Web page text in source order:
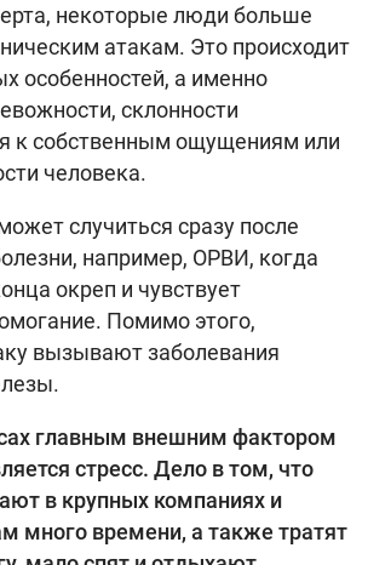
некоторые люди больше
атакам. Это происходит
особенностей, а именно
склонности
к собственным ощущениям или
человека.
случиться сразу после
например, ОРВИ, когда
окреп и чувствует
Помимо этого,
вызывают заболевания
главным внешним фактором
стресс. Дело в том, что
в крупных компаниях и
много времени, а также тратят